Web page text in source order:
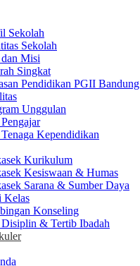
Sekolah
Sekolah
Misi
Singkat
Pendidikan PGII Bandung
Unggulan
Kependidikan
Kurikulum
Kesiswaan & Humas
Sarana & Sumber Daya
Kelas
Konseling
& Tertib Ibadah